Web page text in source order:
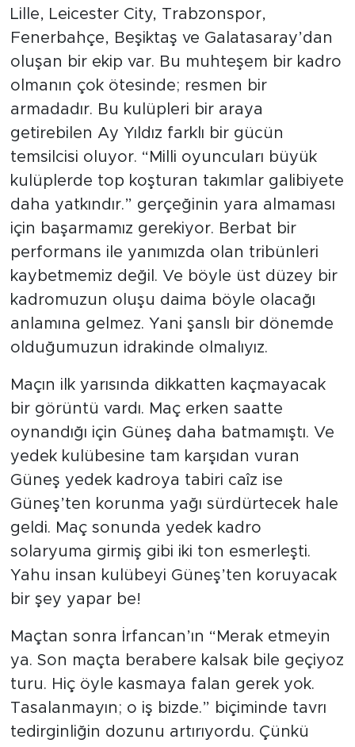
Lille, Leicester City, Trabzonspor,
Fenerbahçe, Beşiktaş ve Galatasaray’dan
oluşan bir ekip var. Bu muhteşem bir kadro
olmanın çok ötesinde; resmen bir
armadadır. Bu kulüpleri bir araya
getirebilen Ay Yıldız farklı bir gücün
temsilcisi oluyor. “Milli oyuncuları büyük
kulüplerde top koşturan takımlar galibiyete
daha yatkındır.” gerçeğinin yara almaması
için başarmamız gerekiyor. Berbat bir
performans ile yanımızda olan tribünleri
kaybetmemiz değil. Ve böyle üst düzey bir
kadromuzun oluşu daima böyle olacağı
anlamına gelmez. Yani şanslı bir dönemde
olduğumuzun idrakinde olmalıyız.
Maçın ilk yarısında dikkatten kaçmayacak
bir görüntü vardı. Maç erken saatte
oynandığı için Güneş daha batmamıştı. Ve
yedek kulübesine tam karşıdan vuran
Güneş yedek kadroya tabiri caîz ise
Güneş’ten korunma yağı sürdürtecek hale
geldi. Maç sonunda yedek kadro
solaryuma girmiş gibi iki ton esmerleşti.
Yahu insan kulübeyi Güneş’ten koruyacak
bir şey yapar be!
Maçtan sonra İrfancan’ın “Merak etmeyin
ya. Son maçta berabere kalsak bile geçiyoz
turu. Hiç öyle kasmaya falan gerek yok.
Tasalanmayın; o iş bizde.” biçiminde tavrı
tedirginliğin dozunu artırıyordu. Çünkü